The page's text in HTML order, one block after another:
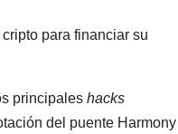
cripto para financiar su
principales hacks
del puente Harmony